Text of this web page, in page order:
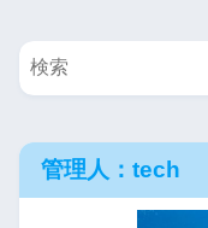
管理人：tech